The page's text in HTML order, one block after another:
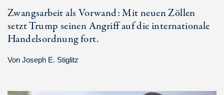
Zwangsarbeit als Vorwand: Mit neuen Zöllen
setzt Trump seinen Angriff auf die internationale
Handelsordnung fort.
Von Joseph E. Stiglitz